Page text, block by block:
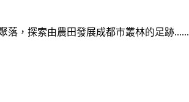
落，探索由農田發展成都市叢林的足跡......